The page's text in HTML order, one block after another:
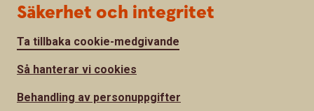
Säkerhet och integritet
Ta tillbaka cookie-medgivande
Så hanterar vi cookies
Behandling av personuppgifter